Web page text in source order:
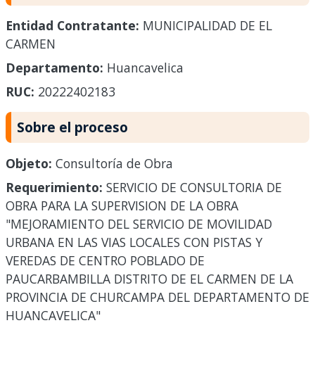
Entidad Contratante: MUNICIPALIDAD DE EL
CARMEN
Departamento: Huancavelica
RUC: 20222402183
Sobre el proceso
Objeto: Consultoría de Obra
Requerimiento: SERVICIO DE CONSULTORIA DE
OBRA PARA LA SUPERVISION DE LA OBRA
"MEJORAMIENTO DEL SERVICIO DE MOVILIDAD
URBANA EN LAS VIAS LOCALES CON PISTAS Y
VEREDAS DE CENTRO POBLADO DE
PAUCARBAMBILLA DISTRITO DE EL CARMEN DE LA
PROVINCIA DE CHURCAMPA DEL DEPARTAMENTO DE
HUANCAVELICA"